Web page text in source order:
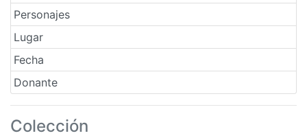
Personajes
Lugar
Fecha
Donante
Colección